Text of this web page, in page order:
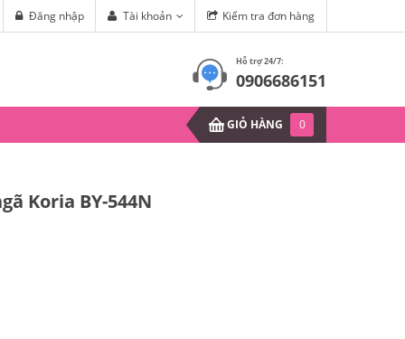
Lọn (Phần 1) Mùa hè sắp đến, làm sao để
Kiểm tra đơn hàng
Tài khoản
Đăng nhập
Hỗ trợ 24/7:
0906686151
GIỎ HÀNG 0
Koria BY-544N